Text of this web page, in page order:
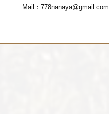
Mail：778nanaya@gmail.com